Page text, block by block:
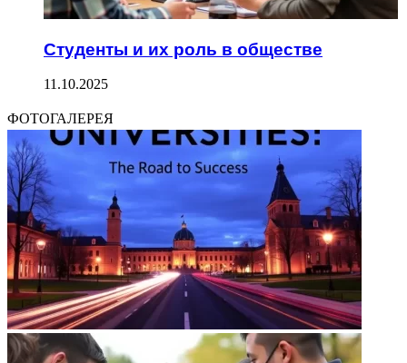
Студенты и их роль в обществе
11.10.2025
ФОТОГАЛЕРЕЯ